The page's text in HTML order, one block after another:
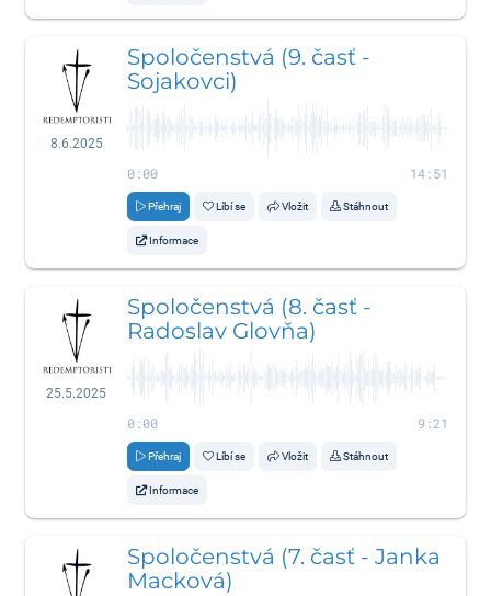
8.6.2025
Spoločenstvá (9. časť -
Sojakovci)
0:00 14:51
Přehraj Líbí se Vložit Stáhnout
Informace
25.5.2025
Spoločenstvá (8. časť -
Radoslav Glovňa)
0:00 9:21
Přehraj Líbí se Vložit Stáhnout
Informace
Spoločenstvá (7. časť - Janka
Macková)